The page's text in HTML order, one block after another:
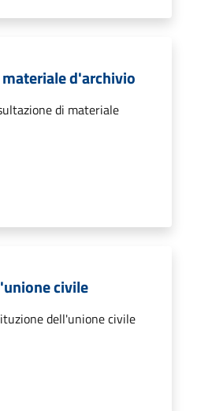
d'archivio
di materiale
civile
dell'unione civile